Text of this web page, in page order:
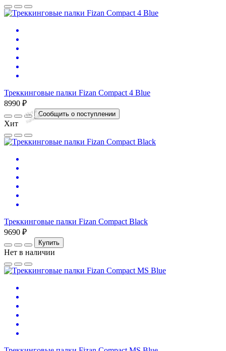
Треккинговые палки Fizan Compact 4 Blue
Нет
в
на
л
и
ч
и
и
8990 ₽
Сообщить о поступлении
Хит
Треккинговые палки Fizan Compact Black
9690 ₽
Купить
Нет в наличии